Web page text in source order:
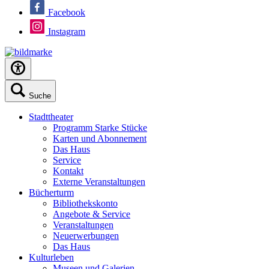
Facebook
Instagram
Suche
Stadttheater
Programm Starke Stücke
Karten und Abonnement
Das Haus
Service
Kontakt
Externe Veranstaltungen
Bücherturm
Bibliothekskonto
Angebote & Service
Veranstaltungen
Neuerwerbungen
Das Haus
Kulturleben